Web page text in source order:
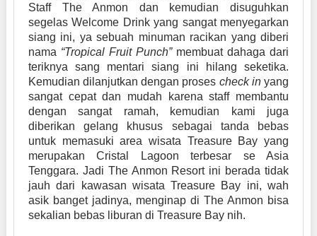
Staff The Anmon dan kemudian disuguhkan
segelas Welcome Drink yang sangat menyegarkan
siang ini, ya sebuah minuman racikan yang diberi
nama “Tropical Fruit Punch”membuat dahaga dari
teriknya sang mentari siang ini hilang seketika.
Kemudian dilanjutkan dengan proses check inyang
sangat cepat dan mudah karena staff membantu
dengan sangat ramah, kemudian kami juga
diberikan gelang khusus sebagai tanda bebas
untuk memasuki area wisata Treasure Bay yang
merupakan Cristal Lagoon terbesar se Asia
Tenggara. Jadi The Anmon Resort ini berada tidak
jauh dari kawasan wisata Treasure Bay ini, wah
asik banget jadinya, menginap di The Anmon bisa
sekalian bebas liburan di Treasure Bay nih.